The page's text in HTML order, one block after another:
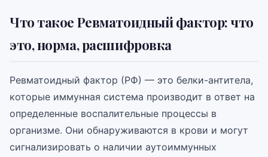
Что такое Ревматоидный фактор: что
это, норма, расшифровка
Ревматоидный фактор (РФ) — это белки-антитела,
которые иммунная система производит в ответ на
определенные воспалительные процессы в
организме. Они обнаруживаются в крови и могут
сигнализировать о наличии аутоиммунных